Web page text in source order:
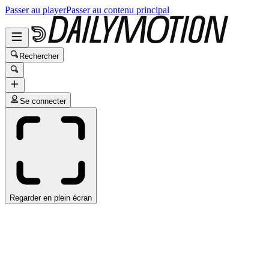
Passer au playerPasser au contenu principal
Rechercher
Se connecter
Regarder en plein écran